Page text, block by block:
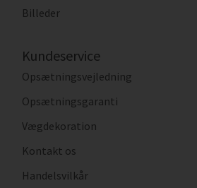
Billeder
Kundeservice
Opsætningsvejledning
Opsætningsgaranti
Vægdekoration
Kontakt os
Handelsvilkår